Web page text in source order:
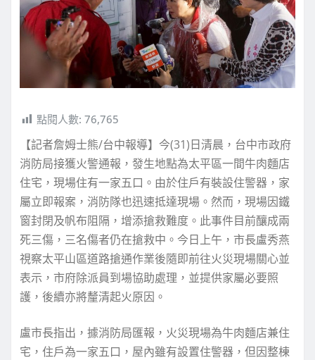
點閱人數: 76,765
【記者詹姆士熊/台中報導】今(31)日清晨，台中市政府
消防局接獲火警通報，發生地點為太平區一間牛肉麵店
住宅，現場住有一家五口。由於住戶有裝設住警器，家
屬立即報案，消防隊也迅速抵達現場。然而，現場因鐵
窗封閉及帆布阻隔，增添搶救難度。此事件目前釀成兩
死三傷，三名傷者仍在搶救中。今日上午，市長盧秀燕
視察太平山區道路搶通作業後隨即前往火災現場關心並
表示，市府除派員到場協助處理，並提供家屬必要照
護，後續亦將釐清起火原因。
盧市長指出，據消防局匯報，火災現場為牛肉麵店兼住
宅，住戶為一家五口，屋內雖有設置住警器，但因整棟